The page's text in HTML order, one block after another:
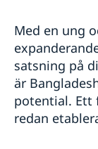
Med en ung
satsning på
är
potential. Ett
redan